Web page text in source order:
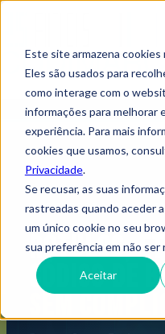
Este site armazena
Eles são usados para
como interage com o
informações para melhorar
experiência. Para mais
cookies que usamos,
Privacidade.
Se recusar, as suas
rastreadas quando aceder
um único cookie no seu
sua preferência em não ser
Aceitar
SOLUÇÕES DE
Rótulos,
Código de